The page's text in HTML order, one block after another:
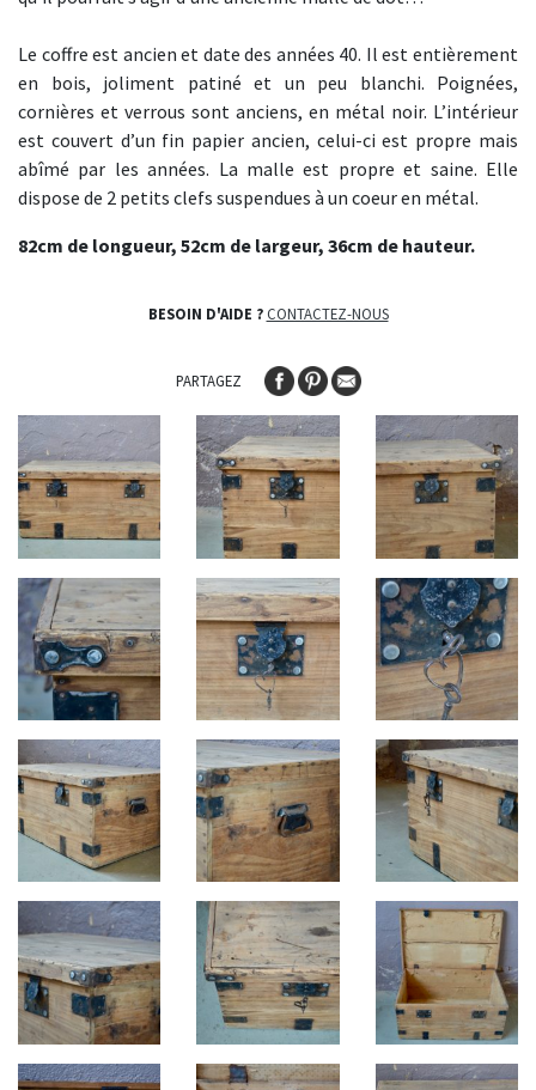
Le coffre est ancien et date des années 40. Il est entièrement
en bois, joliment patiné et un peu blanchi. Poignées,
cornières et verrous sont anciens, en métal noir. L’intérieur
est couvert d’un fin papier ancien, celui-ci est propre mais
abîmé par les années. La malle est propre et saine. Elle
dispose de 2 petits clefs suspendues à un coeur en métal.
82cm de longueur, 52cm de largeur, 36cm de hauteur.
BESOIN D'AIDE ? CONTACTEZ-NOUS
PARTAGEZ